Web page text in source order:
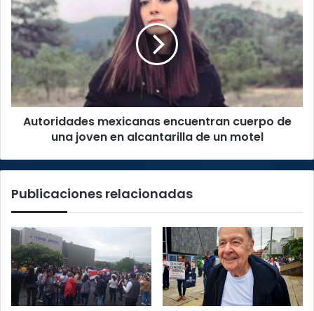
encuentran
cuerpo
de
una
joven
en
alcantarilla
Autoridades mexicanas encuentran cuerpo de
una joven en alcantarilla de un motel
Publicaciones relacionadas